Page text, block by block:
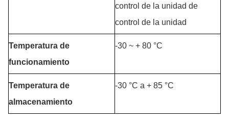
control de la unidad de
control de la unidad
Temperatura de
funcionamiento
-30 ~ + 80 °C
Temperatura de
almacenamiento
-30 °C a + 85 °C